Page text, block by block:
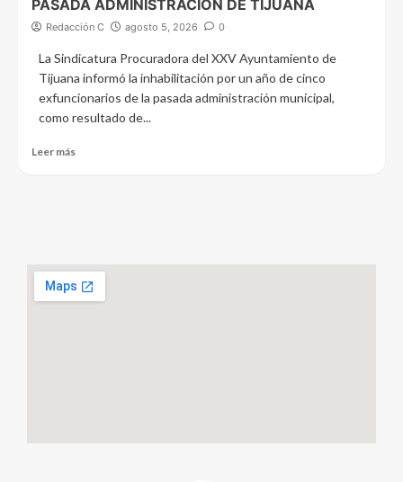
PASADA ADMINISTRACIÓN DE TIJUANA
Redacción C agosto 5, 2026 0
La Sindicatura Procuradora del XXV Ayuntamiento de
Tijuana informó la inhabilitación por un año de cinco
exfuncionarios de la pasada administración municipal,
como resultado de...
Leer más